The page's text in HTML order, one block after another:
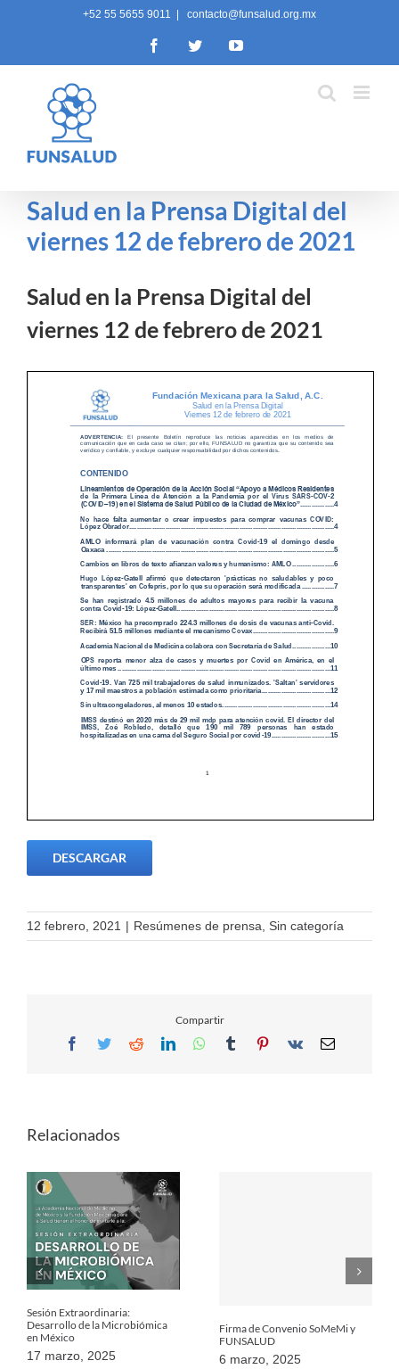
+52 55 5655 9011 contacto@funsalud.org.mx
FacebookTwitterYouTube
Salud en la Prensa Digital del
viernes 12 de febrero de 2021
Salud en la Prensa Digital del
viernes 12 de febrero de 2021
DESCARGAR
12 febrero, 2021 | Resúmenes de prensa, Sin categoría
Compartir
Facebook
TwitterRedditLinkedInWhatsApp
TumblrPinterest
Vk Email
Relacionados
Sesión Extraordinaria:
Desarrollo de la Microbiómica
en México
17 marzo, 2025
Firma de Convenio SoMeMi y
FUNSALUD
6 marzo, 2025